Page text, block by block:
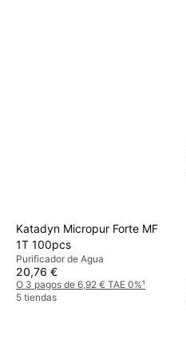
Katadyn Micropur Forte MF
1T 100pcs
Purificador de Agua
20,76 €
O 3 pagos de 6,92 € TAE 0%¹
5 tiendas